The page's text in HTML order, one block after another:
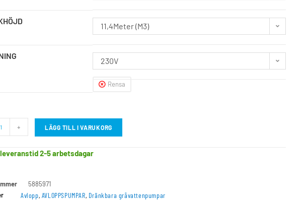
11,4Meter (M3)
230V
Rensa
+ LÄGG TILL I VARUKORG
2-5 arbetsdagar
5885971
Avlopp, AVLOPPSPUMPAR, Dränkbara gråvattenpumpar